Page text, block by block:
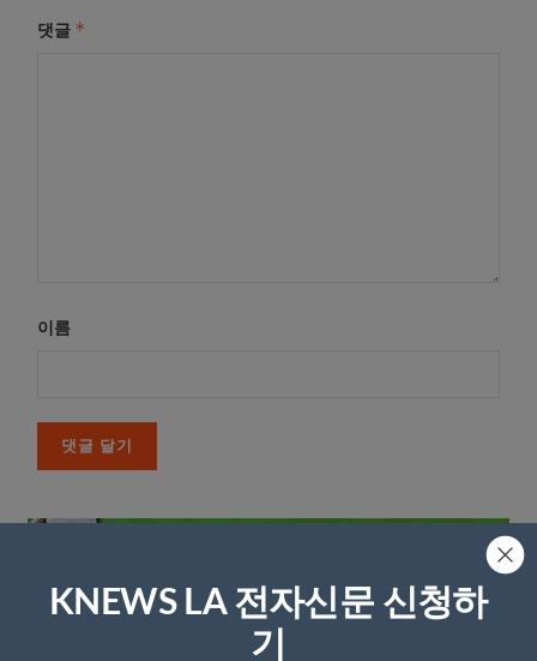
댓글 *
이름
KNEWS LA 전자신문 신청하
기